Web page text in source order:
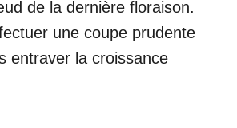
de la dernière floraison.
une coupe prudente
entraver la croissance